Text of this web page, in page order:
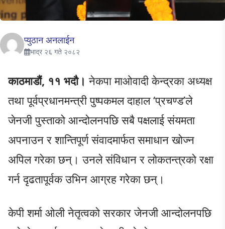
प्युठान अनलाईन
भाद्र २६ गते २०८२
काठमाडौं, ११ भदौ।नेकपा माओवादी केन्द्रका अध्यक्ष
तथा पूर्वप्रधानमन्त्री पुष्पकमल दाहाल ‘प्रचण्ड’ले
जेनजी पुस्ताको आन्दोलनपछि सबै पक्षलाई संयमता
अपनाउन र शान्तिपूर्ण संवादमार्फत समाधान खोज्न
अपिल गरेका छन्। उनले संविधान र लोकतन्त्रको रक्षा
गर्न दृढतापूर्वक उभिन आग्रह गरेका छन्।
केपी शर्मा ओली नेतृत्वको सरकार जेनजी आन्दोलनपछि